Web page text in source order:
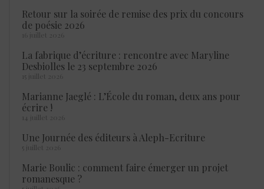
Retour sur la soirée de remise des prix du concours
de poésie 2026
16 juillet 2026
La fabrique d’écriture : rencontre avec Maryline
Desbiolles le 23 septembre 2026
15 juillet 2026
Marianne Jaeglé : L’École du roman, deux ans pour
écrire !
14 juillet 2026
Une Journée des éditeurs à Aleph-Ecriture
5 juillet 2026
Marie Boulic : comment faire émerger un projet
romanesque ?